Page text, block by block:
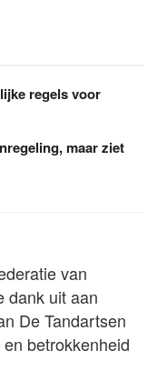
regels voor
maar ziet
van
dank uit aan
De Tandartsen
betrokkenheid